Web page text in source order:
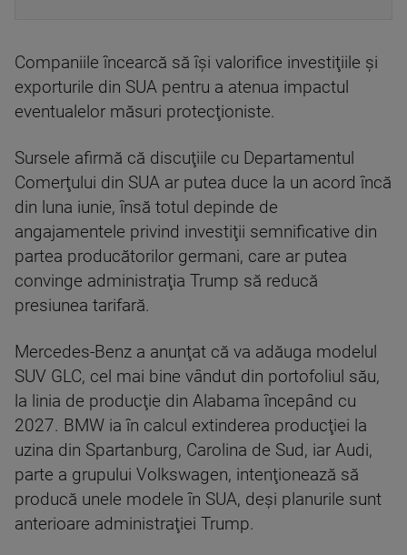
Companiile încearcă să îşi valorifice investiţiile şi
exporturile din SUA pentru a atenua impactul
eventualelor măsuri protecţioniste.
Sursele afirmă că discuţiile cu Departamentul
Comerţului din SUA ar putea duce la un acord încă
din luna iunie, însă totul depinde de
angajamentele privind investiţii semnificative din
partea producătorilor germani, care ar putea
convinge administraţia Trump să reducă
presiunea tarifară.
Mercedes-Benz a anunţat că va adăuga modelul
SUV GLC, cel mai bine vândut din portofoliul său,
la linia de producţie din Alabama începând cu
2027. BMW ia în calcul extinderea producţiei la
uzina din Spartanburg, Carolina de Sud, iar Audi,
parte a grupului Volkswagen, intenţionează să
producă unele modele în SUA, deşi planurile sunt
anterioare administraţiei Trump.